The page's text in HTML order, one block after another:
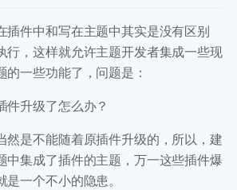
插件中和写在主题中其实是没有区别
行，这样就允许主题开发者集成一些现
的一些功能了，问题是：
件升级了怎么办？
然是不能随着原插件升级的，所以，建
中集成了插件的主题，万一这些插件爆
一个不小的隐患。